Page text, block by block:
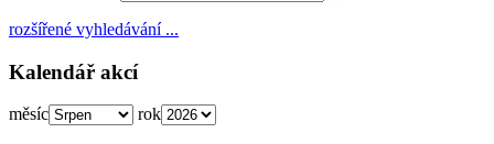
rozšířené vyhledávání ...
Kalendář akcí
měsíc rok